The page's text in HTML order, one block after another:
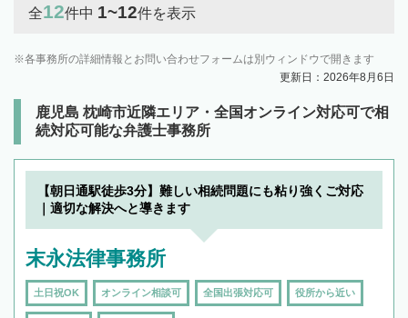
全12件中 1~12件を表示
各事務所の詳細情報とお問い合わせフォームは別ウィンドウで開きます
更新日：2026年8月6日
鹿児島 枕崎市近隣エリア・全国オンライン対応可で相
続対応可能な弁護士事務所
【朝日通駅徒歩3分】難しい相続問題にも粘り強くご対応
｜適切な解決へと導きます
末永法律事務所
土日祝OK オンライン相談可 全国出張対応可 役所から近い